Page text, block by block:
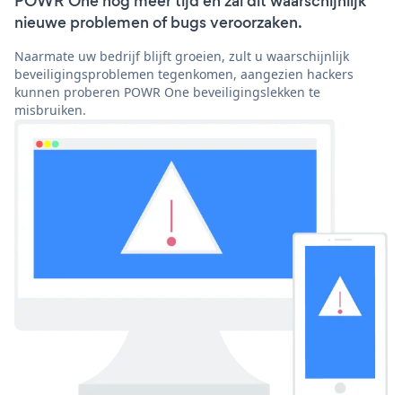
nieuwe problemen of bugs veroorzaken.
Naarmate uw bedrijf blijft groeien, zult u waarschijnlijk
beveiligingsproblemen tegenkomen, aangezien hackers
kunnen proberen POWR One beveiligingslekken te
misbruiken.